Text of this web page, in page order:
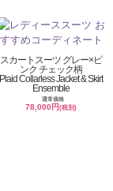
スカートスーツ グレー×ピ
ンク チェック柄
Plaid Collarless Jacket & Skirt
Ensemble
通常価格
78,000円(税別)